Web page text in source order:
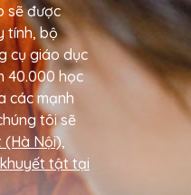
sẽ được
tính, bộ
cụ giáo dục
40.000 học
các mạnh
tôi sẽ
(Hà Nội),
tật tại